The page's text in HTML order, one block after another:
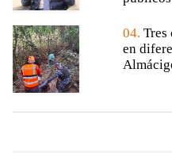
04. Tres
en